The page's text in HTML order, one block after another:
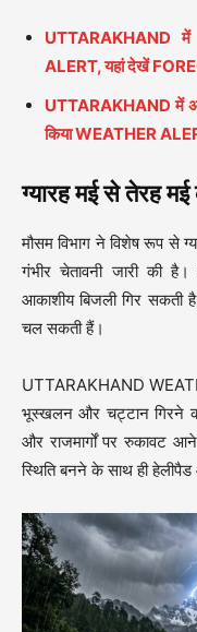
UTTARAKHAND
ALERT, यहां देखें
UTTARAKHAND में
किया WEATHER
ग्यारह मई से तेरह
मौसम विभाग ने विशेष रूप से
गंभीर चेतावनी जारी की
आकाशीय बिजली गिर सकती
चल सकती हैं।
UTTARAKHAND
भूस्खलन और चट्टान गिरने
और राजमार्गों पर रुकावट
स्थिति बनने के साथ ही